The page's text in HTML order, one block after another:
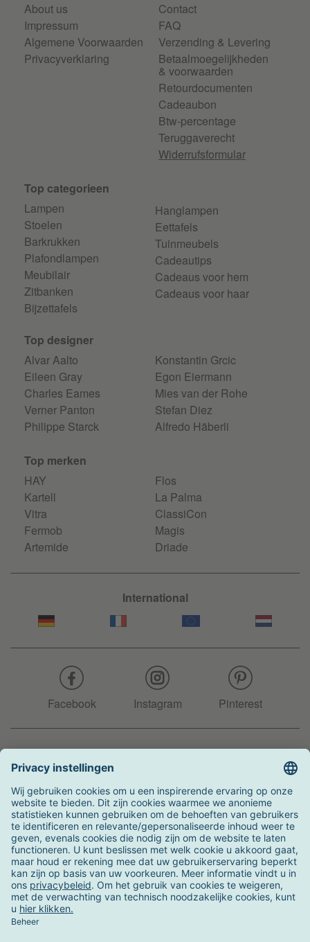
About us
Impressum
Algemene Voorwaarden
Privacyverklaring
Contact
FAQ
Verzending & Levering
Betaalmoegelijkheden
& voorwaarden
Retourdocumenten
Cadeaubon
Btw-percentage
Teruggaverecht
Widerrufsformular
Top categorieen
Lampen
Stoelen
Barkrukken
Plafondlampen
Meubilair
Zitbanken
Bijzettafels
Hanglampen
Eettafels
Tuinmeubels
Cadeautips
Cadeaus voor hem
Cadeaus voor haar
Top designer
Alvar Aalto
Eileen Gray
Charles Eames
Verner Panton
Philippe Starck
Konstantin Grcic
Egon Eiermann
Mies van der Rohe
Stefan Diez
Alfredo Häberli
Top merken
HAY
Kartell
Vitra
Fermob
Artemide
Flos
La Palma
ClassiCon
Magis
Driade
International
Facebook Instagram Pinterest
+31 204 990 283
Zo kunt u betalen